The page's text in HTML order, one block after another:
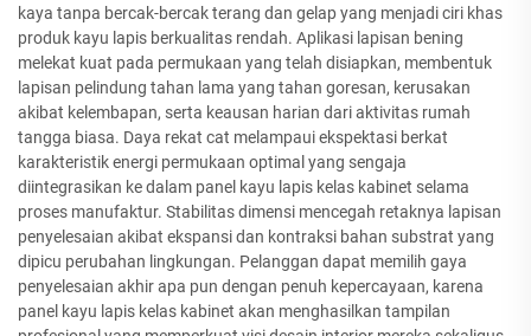
kaya tanpa bercak-bercak terang dan gelap yang menjadi ciri khas
produk kayu lapis berkualitas rendah. Aplikasi lapisan bening
melekat kuat pada permukaan yang telah disiapkan, membentuk
lapisan pelindung tahan lama yang tahan goresan, kerusakan
akibat kelembapan, serta keausan harian dari aktivitas rumah
tangga biasa. Daya rekat cat melampaui ekspektasi berkat
karakteristik energi permukaan optimal yang sengaja
diintegrasikan ke dalam panel kayu lapis kelas kabinet selama
proses manufaktur. Stabilitas dimensi mencegah retaknya lapisan
penyelesaian akibat ekspansi dan kontraksi bahan substrat yang
dipicu perubahan lingkungan. Pelanggan dapat memilih gaya
penyelesaian akhir apa pun dengan penuh kepercayaan, karena
panel kayu lapis kelas kabinet akan menghasilkan tampilan